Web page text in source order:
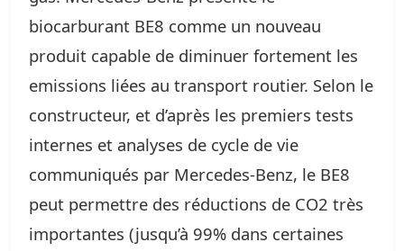
biocarburant BE8 comme un nouveau
produit capable de diminuer fortement les
emissions liées au transport routier. Selon le
constructeur, et d’après les premiers tests
internes et analyses de cycle de vie
communiqués par Mercedes‑Benz, le BE8
peut permettre des réductions de CO2 très
importantes (jusqu’à 99% dans certaines